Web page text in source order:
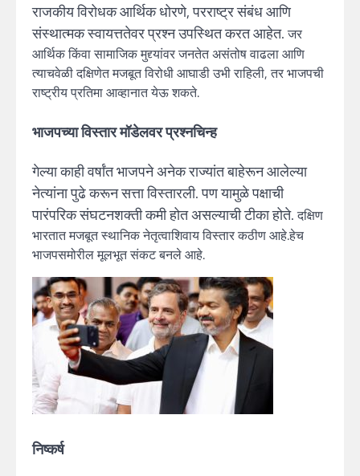
राजकीय विरोधक आर्थिक धोरणे, परराष्ट्र संबंध आणि
संस्थात्मक स्वायत्ततेवर प्रश्न उपस्थित करत आहेत.जर
आर्थिक किंवा सामाजिक मुद्द्यांवर जनतेत असंतोष वाढला आणि
त्याचवेळी दक्षिणेत मजबूत विरोधी आघाडी उभी राहिली, तर भाजपची
राष्ट्रीय प्रतिमा आव्हानात येऊ शकते.
भाजपच्या विस्तार मॉडेलवर प्रश्नचिन्ह
गेल्या काही वर्षांत भाजपने अनेक राज्यांत बाहेरून आलेल्या
नेत्यांना पुढे करून सत्ता विस्तारली. पण यामुळे पक्षाची
पारंपरिक संघटनशक्ती कमी होत असल्याची टीका होते.दक्षिण
भारतात मजबूत स्थानिक नेतृत्वाशिवाय विस्तार कठीण आहे.हेच
भाजपसमोरील मूलभूत संकट बनले आहे.
निष्कर्ष